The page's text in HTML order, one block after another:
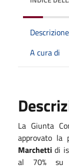
Descrizione
A cura di
La Giunta
approvato la
Marchetti di
al 70% su